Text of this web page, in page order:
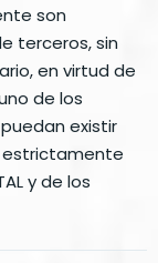
son
terceros, sin
en virtud de
de los
existir
estrictamente
y de los